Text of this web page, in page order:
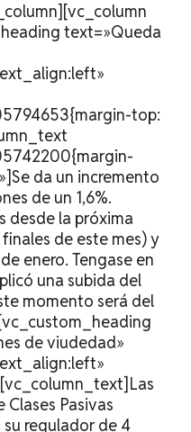
text=»Queda
top:
da un incremento
de un 1,6%.
desde la próxima
de este mes) y
enero. Tengase en
una subida del
momento será del
de viudedad»
Pasivas
regulador de 4